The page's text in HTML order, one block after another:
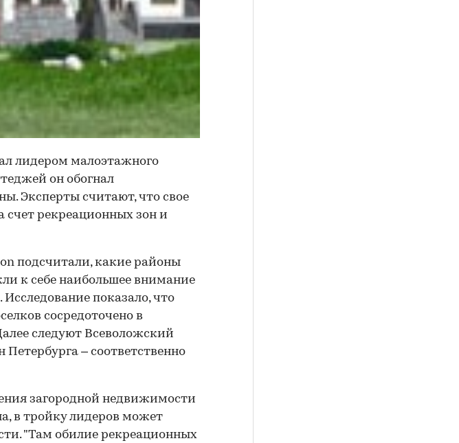
лидером малоэтажного
он обогнал
Эксперты считают, что свое
счет рекреационных зон и
подсчитали, какие районы
к себе наибольшее внимание
показало, что
сосредоточено в
следуют Всеволожский
– соответственно
загородной недвижимости
в тройку лидеров может
"Там обилие рекреационных